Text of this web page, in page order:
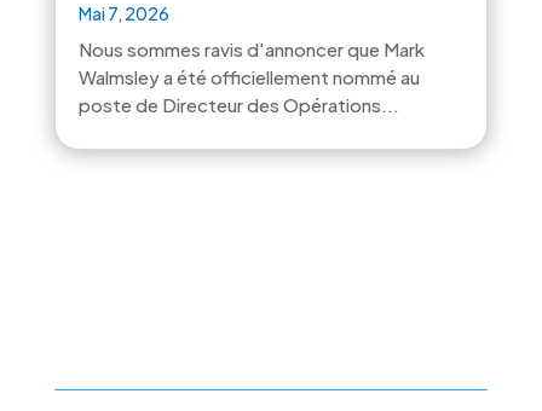
Mai 7, 2026
Nous sommes ravis d'annoncer que Mark
Walmsley a été officiellement nommé au
poste de Directeur des Opérations...